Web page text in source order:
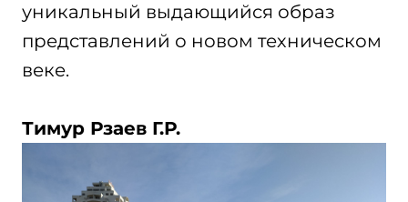
уникальный выдающийся образ
представлений о новом техническом
веке.
Тимур Рзаев Г.Р.